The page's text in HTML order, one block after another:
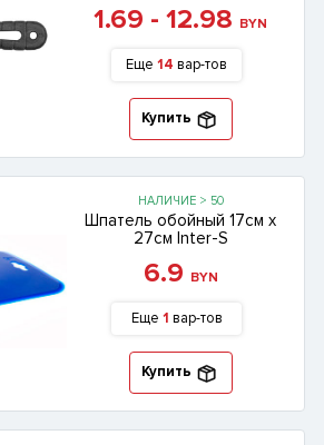
1.69 - 12.98 BYN
Еще 14 вар-тов
Купить
НАЛИЧИЕ > 50
Шпатель обойный 17см х
27см Inter-S
6.9 BYN
Еще 1 вар-тов
Купить